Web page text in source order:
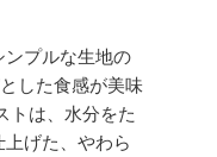
プルな生地の
した食感が美味
トは、水分をた
げた、やわら